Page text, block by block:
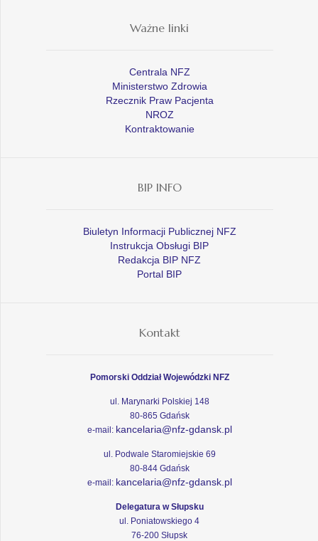
Ważne linki
Centrala NFZ
Ministerstwo Zdrowia
Rzecznik Praw Pacjenta
NROZ
Kontraktowanie
BIP INFO
Biuletyn Informacji Publicznej NFZ
Instrukcja Obsługi BIP
Redakcja BIP NFZ
Portal BIP
Kontakt
Pomorski Oddział Wojewódzki NFZ
ul. Marynarki Polskiej 148
80-865 Gdańsk
e-mail: kancelaria@nfz-gdansk.pl
ul. Podwale Staromiejskie 69
80-844 Gdańsk
e-mail: kancelaria@nfz-gdansk.pl
Delegatura w Słupsku
ul. Poniatowskiego 4
76-200 Słupsk